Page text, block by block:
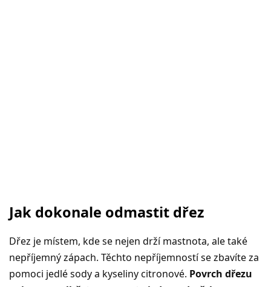
Jak dokonale odmastit dřez
Dřez je místem, kde se nejen drží mastnota, ale také
nepříjemný zápach. Těchto nepříjemností se zbavíte za
pomoci jedlé sody a kyseliny citronové. Povrch dřezu